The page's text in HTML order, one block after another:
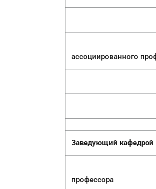
Кандидат
ассоциированного
Без
Доктор наук,
профессора